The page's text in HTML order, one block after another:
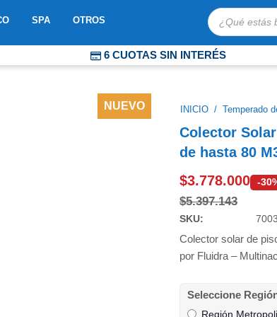
ABRIR MOSAICO
SPA ABRIR SPA
OTROS
Búsqueda
de
6 CUOTAS SIN INTERÉS
ENVÍOS EXPRESS A TODO CHILE
NUEVO
INICIO / Temperado
Colector
de hasta 80
$3.778.000 -
$5.397.143
SKU:
Colector solar de
por Fluidra –
Seleccione
Región
Colector